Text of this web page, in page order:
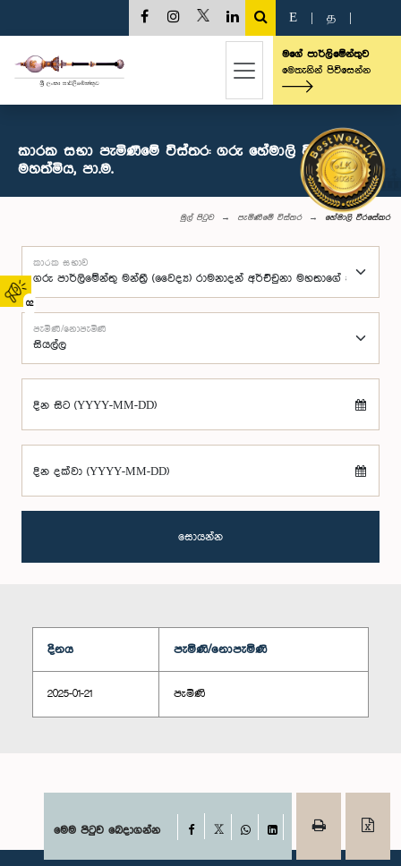
02
E த
මගේ පාර්ලිමේන්තුව
මෙතැනින් පිවිසෙන්න
කාරක සභා පැමිණීමේ විස්තර: ගරු හේමාලි වීරසේකර
මහත්මිය, පා.ම.
මුල් පිටුව පැමිණීමේ විස්තර හේමාලි වීරසේකර
කාරක සභාව
පැමිණි/නොපැමිණි
දින සිට (YYYY-MM-DD)
දින දක්වා (YYYY-MM-DD)
සොයන්න
දිනය පැමිණි/නොපැමිණි
2025-01-21 පැමිණි
මෙම පිටුව බෙදාගන්න Facebook
WhatsAppLinkedIn